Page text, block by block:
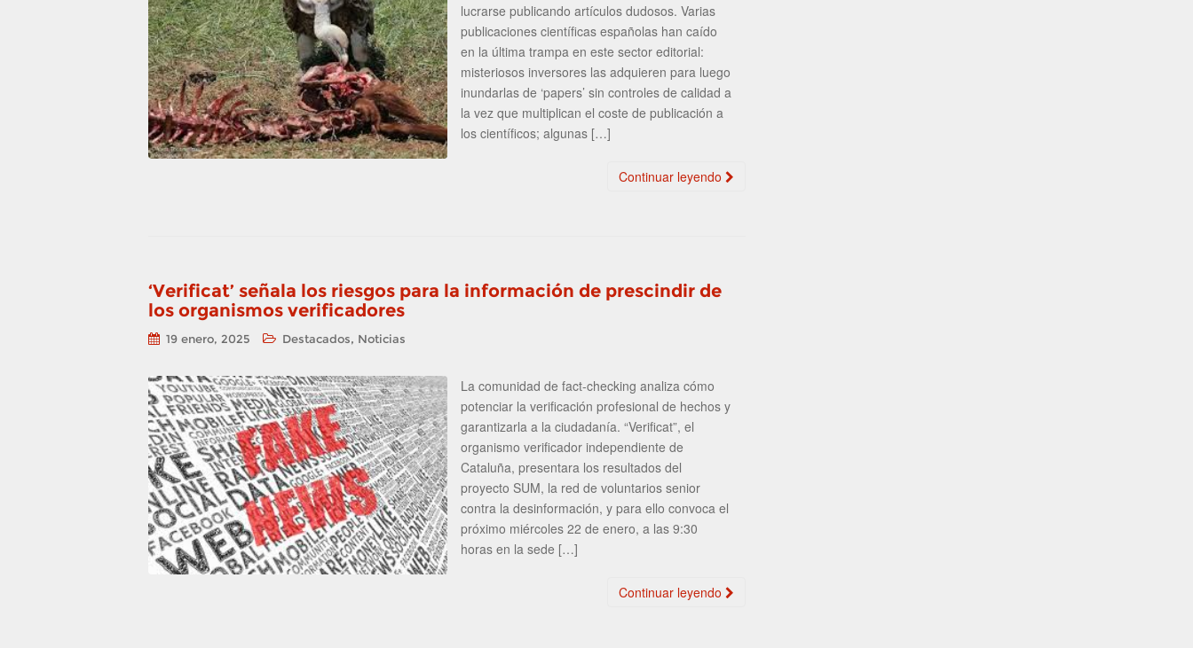
lucrarse publicando artículos dudosos. Varias
publicaciones científicas españolas han caído
en la última trampa en este sector editorial:
misteriosos inversores las adquieren para luego
inundarlas de ‘papers’ sin controles de calidad a
la vez que multiplican el coste de publicación a
los científicos; algunas […]
Continuar leyendo
‘Verificat’ señala los riesgos para la información de prescindir de
los organismos verificadores
19 enero, 2025 Destacados, Noticias
La comunidad de fact-checking analiza cómo
potenciar la verificación profesional de hechos y
garantizarla a la ciudadanía. “Verificat”, el
organismo verificador independiente de
Cataluña, presentara los resultados del
proyecto SUM, la red de voluntarios senior
contra la desinformación, y para ello convoca el
próximo miércoles 22 de enero, a las 9:30
horas en la sede […]
Continuar leyendo